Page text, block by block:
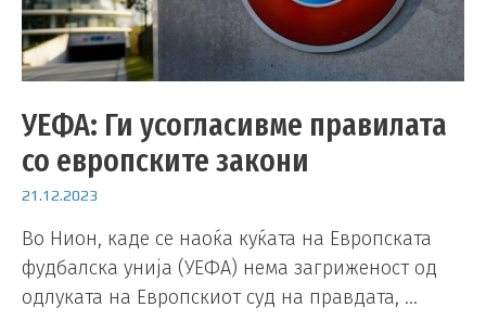
УЕФА: Ги усогласивме правилата
со европските закони
21.12.2023
Во Нион, каде се наоќа куќата на Европската
фудбалска унија (УЕФА) нема загриженост од
одлуката на Европскиот суд на правдата, …